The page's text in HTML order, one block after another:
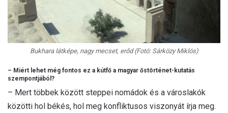
Bukhara látképe, nagy mecset, erőd (Fotó: Sárközy Miklós)
– Miért lehet még fontos ez a kútfő a magyar őstörténet-kutatás
szempontjából?
– Mert többek között steppei nomádok és a városlakók
közötti hol békés, hol meg konfliktusos viszonyát írja meg.